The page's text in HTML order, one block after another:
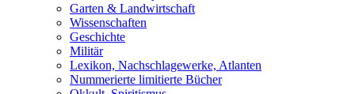
Garten & Landwirtschaft
Wissenschaften
Geschichte
Militär
Lexikon, Nachschlagewerke, Atlanten
Nummerierte limitierte Bücher